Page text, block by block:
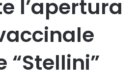
l’apertura
“Stellini”